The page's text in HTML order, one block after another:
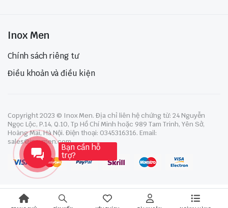
Inox Men
Chính sách riêng tư
Điều khoản và điều kiện
Copyright 2023 © Inox Men. Địa chỉ liên hệ chứng từ: 24 Nguyễn
Ngọc Lộc, P.14, Q.10, Tp Hồ Chí Minh hoặc 989 Tam Trinh, Yên Sở,
Hoàng Mai, Hà Nội. Điện thoại: 0345316316. Email:
sales@inoxmen.com
Bạn cần hỗ
trợ?